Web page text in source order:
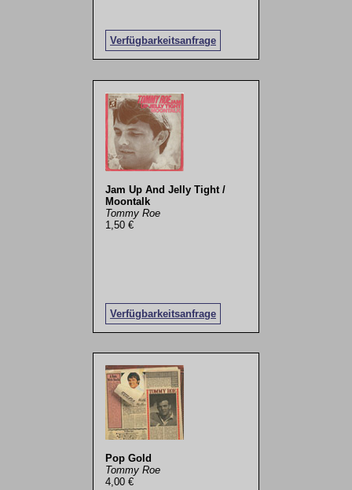
Verfügbarkeitsanfrage
Jam Up And Jelly Tight /
Moontalk
Tommy Roe
1,50 €
Verfügbarkeitsanfrage
Pop Gold
Tommy Roe
4,00 €